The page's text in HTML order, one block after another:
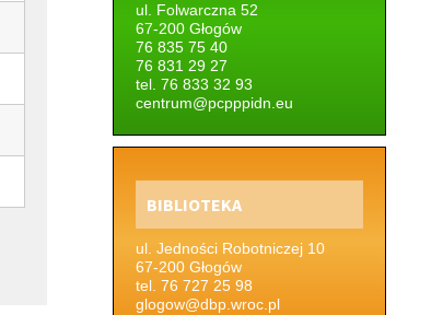
ul. Folwarczna 52
67-200 Głogów
76 835 75 40
76 831 29 27
tel. 76 833 32 93
centrum@pcpppidn.eu
BIBLIOTEKA
ul. Jedności Robotniczej 10
67-200 Głogów
tel. 76 727 25 98
glogow@dbp.wroc.pl